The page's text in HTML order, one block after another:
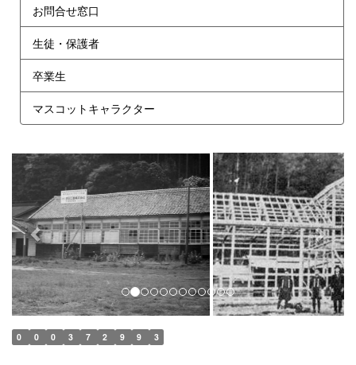
お問合せ窓口
生徒・保護者
卒業生
マスコットキャラクター
p
e
v
i
o
u
s
n
e
x
t
0 0 0 3 7 2 9 9 3